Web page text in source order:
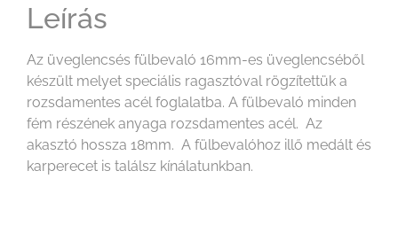
Leírás
Az üveglencsés fülbevaló 16mm-es üveglencséből
készült melyet speciális ragasztóval rögzítettük a
rozsdamentes acél foglalatba. A fülbevaló minden
fém részének anyaga rozsdamentes acél. Az
akasztó hossza 18mm. A fülbevalóhoz illő medált és
karperecet is találsz kínálatunkban.